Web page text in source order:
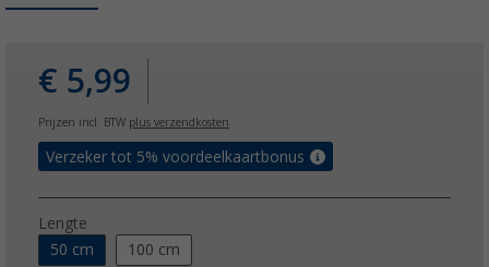
€ 5,99
Prijzen incl. BTW plus verzendkosten
Verzeker tot 5% voordeelkaartbonus
Lengte
50 cm
100 cm